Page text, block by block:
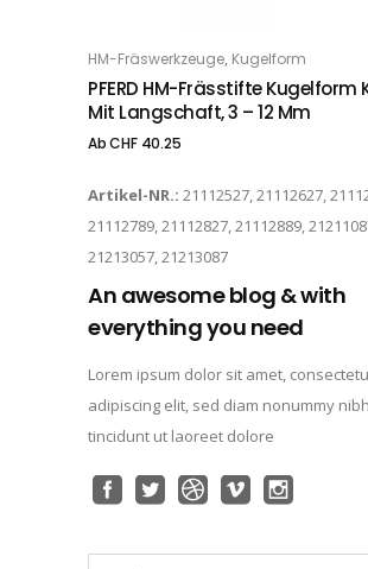
OPTIONS
HM-Fräswerkzeuge, Kugelform
PFERD HM-Frässtifte Kugelform
Mit Langschaft, 3 – 12 Mm
AbCHF40.25
Artikel-NR.: 21112527, 21112627,
21112789, 21112827, 21112889,
21213057, 21213087
An awesome blog & with
everything you need
Lorem ipsum dolor sit amet,
adipiscing elit, sed diam nonummy
tincidunt ut laoreet dolore